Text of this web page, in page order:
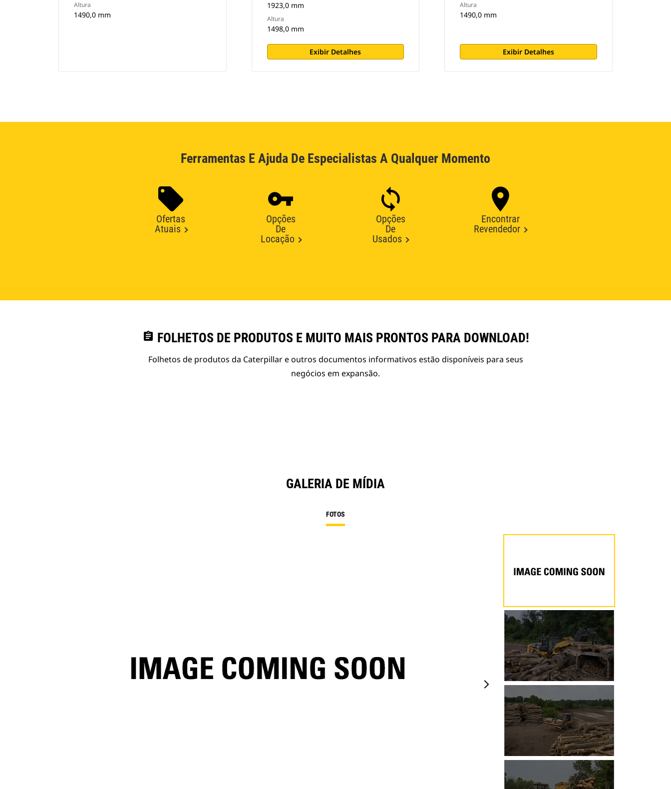
Altura
1490,0 mm
1923,0 mm
Altura
1498,0 mm
Exibir Detalhes
Altura
1490,0 mm
Exibir Detalhes
Ferramentas E Ajuda De Especialistas A Qualquer Momento
Ofertas
Atuais
Opções
De
Locação
Opções
De
Usados
Encontrar
Revendedor
assignment FOLHETOS DE PRODUTOS E MUITO MAIS PRONTOS PARA DOWNLOAD!
Folhetos de produtos da Caterpillar e outros documentos informativos estão disponíveis para seus
negócios em expansão.
GALERIA DE MÍDIA
FOTOS